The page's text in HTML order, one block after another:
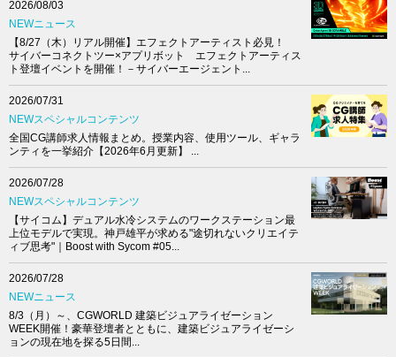
2026/08/03
NEWニュース
【8/27（木）リアル開催】エフェクトアーティスト必見！
サイバーコネクトツー×アプリボット エフェクトアーティス
ト登壇イベントを開催！－サイバーエージェント...
2026/07/31
NEWスペシャルコンテンツ
全国CG講師求人情報まとめ。授業内容、使用ツール、ギャラ
ンティを一挙紹介【2026年6月更新】 ...
2026/07/28
NEWスペシャルコンテンツ
【サイコム】デュアル水冷システムのワークステーション最
上位モデルで実現。神戸雄平が求める"途切れないクリエイテ
ィブ思考"｜Boost with Sycom #05...
2026/07/28
NEWニュース
8/3（月）～、CGWORLD 建築ビジュアライゼーション
WEEK開催！豪華登壇者とともに、建築ビジュアライゼーシ
ョンの現在地を探る5日間...